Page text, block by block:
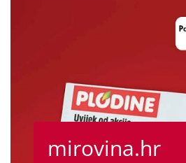
mirovina.hr